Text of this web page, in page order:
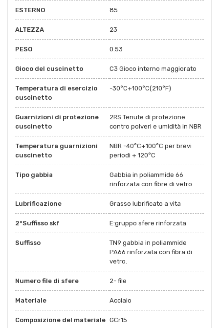
ESTERNO 85
ALTEZZA 23
PESO 0.53
Gioco del cuscinetto C3 Gioco interno maggiorato
Temperatura di esercizio
cuscinetto
-30°C+100°C(210°F)
Guarnizioni di protezione
cuscinetto
2RS Tenute di protezione
contro polveri e umidità in NBR
Temperatura guarnizioni
cuscinetto
NBR -40°C+100°C per brevi
periodi + 120°C
Tipo gabbia
Gabbia in poliammide 66
rinforzata con fibre di vetro
Lubrificazione Grasso lubrificato a vita
2°Suffisso skf E:gruppo sfere rinforzata
Suffisso
TN9 gabbia in poliammide
PA66 rinforzata con fibra di
vetro.
Numero file di sfere 2- file
Materiale Acciaio
Composizione del materiale GCr15